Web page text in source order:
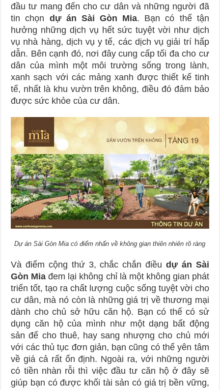
đầu tư mang đến cho cư dân và những người đã
tin chọn dự án Sài Gòn Mia. Bạn có thể tận
hưởng những dịch vụ hết sức tuyệt vời như dịch
vụ nhà hàng, dịch vụ y tế, các dịch vụ giải trí hấp
dẫn. Bên cạnh đó, nơi đây cung cấp tối đa cho cư
dân của mình một môi trường sống trong lành,
xanh sạch với các mảng xanh được thiết kế tinh
tế, nhất là khu vườn trên không, điều đó đảm bảo
được sức khỏe của cư dân.
Dự án Sài Gòn Mia có điểm nhấn về không gian thiên nhiên rõ ràng
Và điểm cộng thứ 3, chắc chắn điềudự án Sài
Gòn Mia đem lại không chỉ là một không gian phát
triển tốt, tạo ra chất lượng cuộc sống tuyệt vời cho
cư dân, mà nó còn là những giá trị về thương mại
dành cho chủ sở hữu căn hộ. Bạn có thể có sử
dụng căn hộ của mình như một dạng bất động
sản để cho thuê, hay sang nhượng cho chủ mới
với các thủ tục đơn giản, bạn cũng có thể yên tâm
về giá cả rất ổn định. Ngoài ra, với những người
có tiền nhàn rỗi thì việc đầu tư căn hộ ở đây sẽ
giúp bạn có được khối tài sản có giá trị bền vững,